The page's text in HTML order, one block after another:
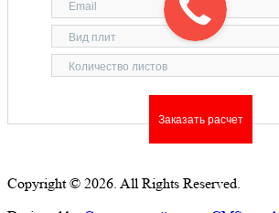
Copyright © 2026. All Rights Reserved.